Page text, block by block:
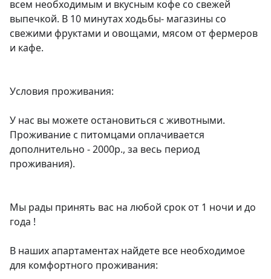
всем необходимым и вкусным кофе со свежей
выпечкой. В 10 минутах ходьбы- магазины со
свежими фруктами и овощами, мясом от фермеров
и кафе.
Условия проживания:
У нас вы можете остановиться с животными.
Проживание с питомцами оплачивается
дополнительно - 2000р., за весь период
проживания).
Мы рады принять вас на любой срок от 1 ночи и до
года !
В наших апартаментах найдете все необходимое
для комфортного проживания: